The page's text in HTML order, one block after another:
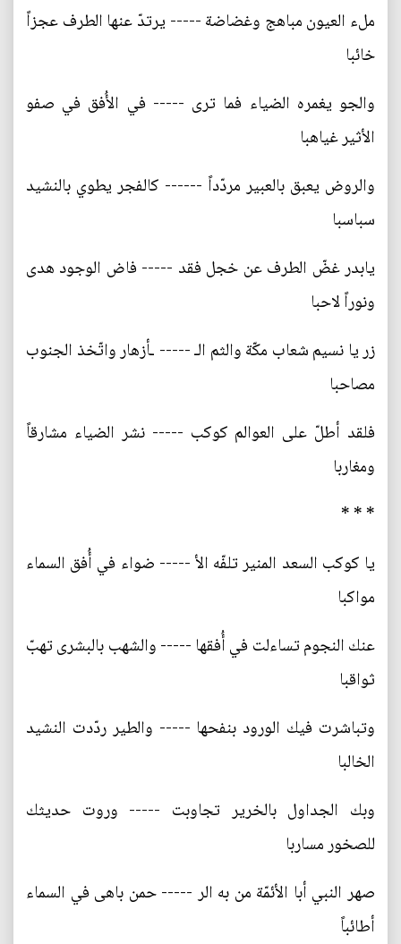
ملء العيون مباهج وغضاضة ----- يرتدّ عنها الطرف عجزاً
خائبا
والجو يغمره الضياء فما ترى ----- في الأُفق في صفو
الأثير غياهبا
والروض يعبق بالعبير مردّداً ------ كالفجر يطوي بالنشيد
سباسبا
يابدر غضّ الطرف عن خجل فقد ----- فاض الوجود هدى
ونوراً لاحبا
زر يا نسيم شعاب مكّة والثم الـ ----- ـأزهار واتّخذ الجنوب
مصاحبا
فلقد أطلّ على العوالم كوكب ----- نشر الضياء مشارقاً
ومغاربا
* * *
يا كوكب السعد المنير تلفّه الأ ----- ضواء في أُفق السماء
مواكبا
عنك النجوم تساءلت في أُفقها ----- والشهب بالبشرى تهبّ
ثواقبا
وتباشرت فيك الورود بنفحها ----- والطير ردّدت النشيد
الخالبا
وبك الجداول بالخرير تجاوبت ----- وروت حديثك
للصخور مساربا
صهر النبي أبا الأئمّة من به الر ----- حمن باهى في السماء
أطائباً